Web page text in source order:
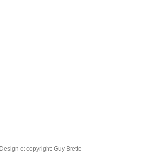
Design et copyright: Guy Brette